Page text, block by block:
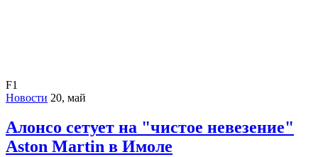
F1
Новости 20, май
Алонсо сетует на "чистое невезение"
Aston Martin в Имоле